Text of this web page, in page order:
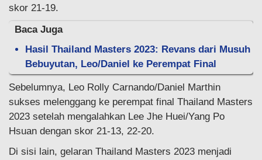
skor 21-19.
Baca Juga
Hasil Thailand Masters 2023: Revans dari Musuh
Bebuyutan, Leo/Daniel ke Perempat Final
Sebelumnya, Leo Rolly Carnando/Daniel Marthin
sukses melenggang ke perempat final Thailand Masters
2023 setelah mengalahkan Lee Jhe Huei/Yang Po
Hsuan dengan skor 21-13, 22-20.
Di sisi lain, gelaran Thailand Masters 2023 menjadi